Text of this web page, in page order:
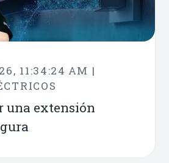
11:34:24 AM |
una extensión